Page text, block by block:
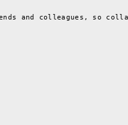
and colleagues, so